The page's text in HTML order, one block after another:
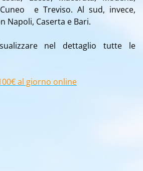
e Treviso. Al sud, invece,
Napoli, Caserta e Bari.
nel dettaglio tutte le
al giorno online